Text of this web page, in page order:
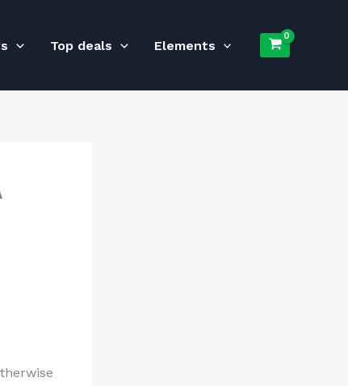
Top deals Elements